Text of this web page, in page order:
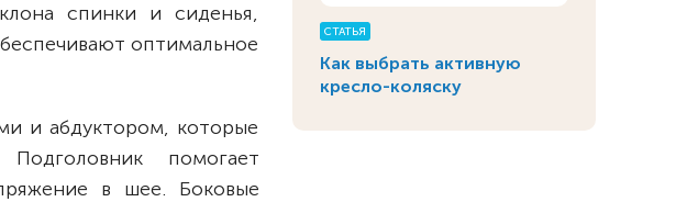
СТАТЬЯ
Как выбрать активную
кресло-коляску
спинки и сиденья,
оптимальное
и абдуктором, которые
помогает
в шее. Боковые